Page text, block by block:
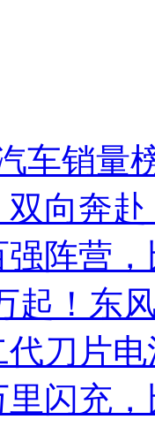
车销量
向奔
阵营
起！东
代刀片
闪充